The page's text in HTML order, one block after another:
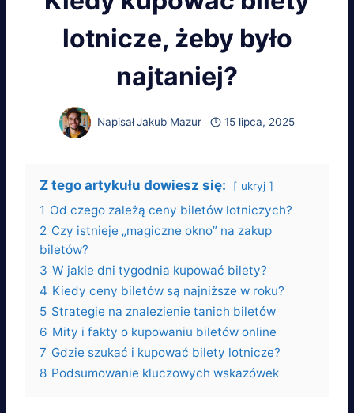
lotnicze, żeby było
najtaniej?
NapisałJakub Mazur 15 lipca, 2025
Z tego artykułu dowiesz się: ukryj
1 Od czego zależą ceny biletów lotniczych?
2 Czy istnieje „magiczne okno” na zakup
biletów?
3 W jakie dni tygodnia kupować bilety?
4 Kiedy ceny biletów są najniższe w roku?
5 Strategie na znalezienie tanich biletów
6 Mity i fakty o kupowaniu biletów online
7 Gdzie szukać i kupować bilety lotnicze?
8 Podsumowanie kluczowych wskazówek